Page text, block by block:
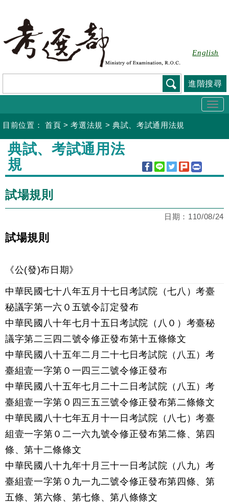
要
容
English
進階搜尋
目前位置： 首頁 >考選法規 >典試、考試通用法規
:::
典試、考試通用法
規
試場規則
日期： 110/08/24
試場規則
《公(發)布日期》
中華民國七十八年五月十七日考試院（七八）考臺
秘議字第一六０五號令訂定發布
中華民國八十年七月十五日考試院（八０）考臺秘
議字第二三四二號令修正發布第十五條條文
中華民國八十五年二月二十七日考試院（八五）考
臺組壹一字第０一四三二號令修正發布
中華民國八十五年七月二十二日考試院（八五）考
臺組壹一字第０四三五三號令修正發布第二條條文
中華民國八十七年五月十一日考試院（八七）考臺
組壹一字第０二一六九號令修正發布第二條、第四
條、第十二條條文
中華民國八十九年十月三十一日考試院（八九）考
臺組壹一字第０九一九二號令修正發布第四條、第
五條、第六條、第七條、第八條條文